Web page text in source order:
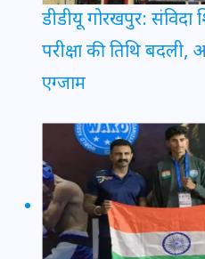
डीडीयू गोरखपुर: संविदा
परीक्षा की तिथि बदली,
एग्जाम